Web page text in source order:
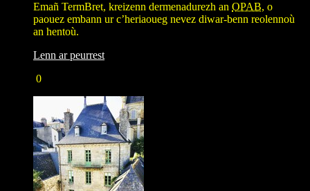
Emañ TermBret, kreizenn dermenadurezh an OPAB, o
paouez embann ur c’heriaoueg nevez diwar-benn reolennoù
an hentoù.
Lenn ar peurrest
0